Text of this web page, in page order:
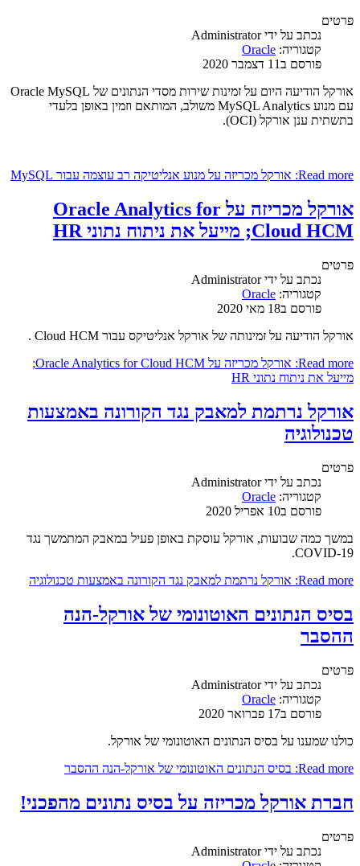
פרטים
נכתב על ידיAdministrator
קטגוריה: Oracle
פורסם ב11 דצמבר 2020
אורקל הודיעה היום על זמינות שירות מסדי הנתונים של Oracle MySQL
עם מנוע MySQL Analytics משולב, המותאם וזמין באופן בלעדי
בתשתית ענן אורקל (OCI).
Read more: אורקל מכריזה על מנוע אנליטיקה רב עוצמה עבור MySQL
אורקל מכריזה על Oracle Analytics for
Cloud HCM; מייעל את ניתוח נתוני HR
פרטים
נכתב על ידיAdministrator
קטגוריה: Oracle
פורסם ב18 מאי 2020
אורקל הודיעה על זמינותה של אורקל אנליטיקס עבור Cloud HCM .
Read more: אורקל מכריזה על Oracle Analytics for Cloud HCM;
מייעל את ניתוח נתוני HR
אורקל נרתמת למאבק נגד הקורונה באמצעות
טכנולוגיה
פרטים
נכתב על ידיAdministrator
קטגוריה: Oracle
פורסם ב10 אפריל 2020
במשך כמה שבועות, אורקל עוסקת באופן פעיל במאבק המתמשך נגד
COVID-19.
Read more: אורקל נרתמת למאבק נגד הקורונה באמצעות טכנולוגיה
בסיס הנתונים האוטונומי של אורקל-הנה
ההסבר
פרטים
נכתב על ידיAdministrator
קטגוריה: Oracle
פורסם ב17 פברואר 2020
כולנו שמענו על בסיס הנתונים האוטונומי של אורקל.
Read more: בסיס הנתונים האוטונומי של אורקל-הנה ההסבר
חברת אורקל מכריזה על בסיס נתונים מהפכני!
פרטים
נכתב על ידיAdministrator